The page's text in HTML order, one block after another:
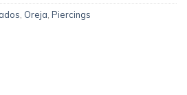
, Oreja, Piercings